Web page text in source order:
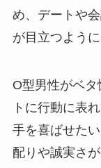
め、デートや
が目立つように
O型男性がベ
トに行動に表
手を喜ばせた
配りや誠実さ